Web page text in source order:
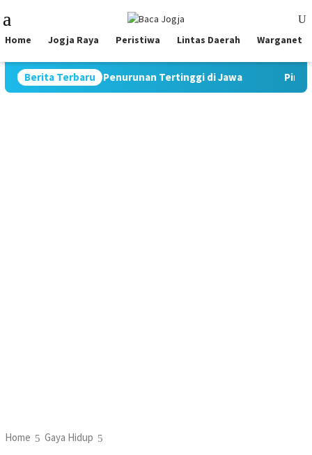
to
content
Menu
Home Jogja Raya Peristiwa Lintas Daerah Warganet
Berita Terbaru
Rekor Penurunan Tertinggi di Jawa Pimpin Strategi
Home Gaya Hidup